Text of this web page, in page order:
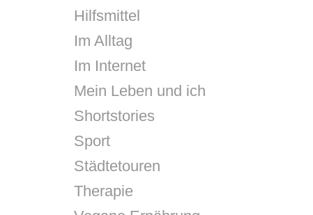
Hilfsmittel
Im Alltag
Im Internet
Mein Leben und ich
Shortstories
Sport
Städtetouren
Therapie